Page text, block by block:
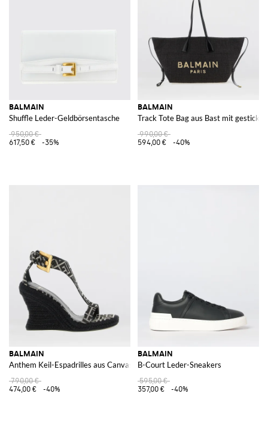
BALMAIN
Shuffle Leder-Geldbörsentasche
950,00 €
617,50 €
-35%
BALMAIN
Track Tote Bag aus Bast mit
990,00 €
594,00 €
-40%
BALMAIN
Anthem Keil-Espadrilles aus Canvas mit Jacquard-Monogramm
790,00 €
474,00 €
-40%
BALMAIN
B-Court Leder-Sneakers
595,00 €
357,00 €
-40%